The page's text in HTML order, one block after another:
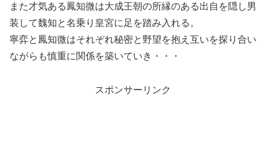
また才気ある鳳知微は大成王朝の所縁のある出自を隠し男
装して魏知と名乗り皇宮に足を踏み入れる。
寧弈と鳳知微はそれぞれ秘密と野望を抱え互いを探り合い
ながらも慎重に関係を築いていき・・・
スポンサーリンク